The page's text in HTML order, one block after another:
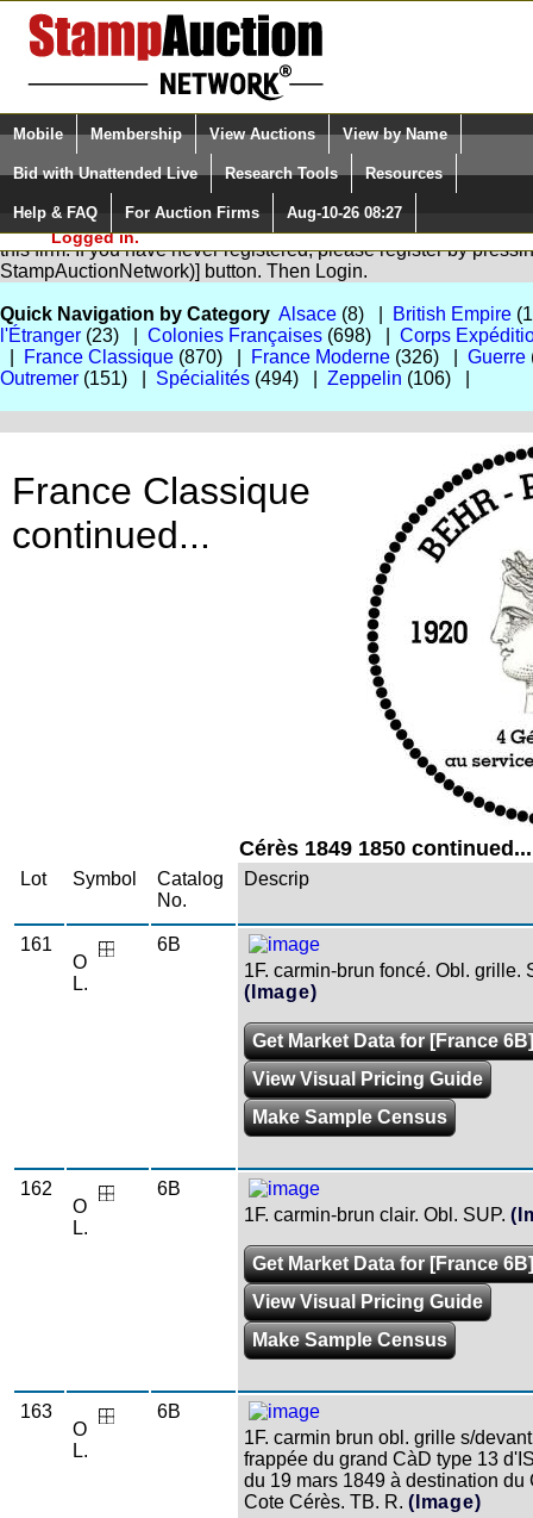
Login (enter your user name)
Please Login. You are NOT
Logged in.
Select Language
Quick Search:
Mobile Membership View Auctions View by Name
Bid with Unattended Live Research Tools Resources
Help & FAQ For Auction Firms Aug-10-26 08:27
You are not logged in. Please Login so that we can determine
this firm. If you have never registered, please register by
StampAuctionNetwork)] button. Then Login.
Quick Navigation by Category Alsace (8) | British Empire
l'Étranger (23) | Colonies Françaises (698) | Corps
France Classique (870) | France Moderne (326) | Guerre
Outremer (151) | Spécialités (494) | Zeppelin (106) |
France Classique
continued...
Cérès 1849 1850 continued...
Lot Symbol
Catalog
No.
Descrip
161
O
L.
6B
1F. carmin-brun foncé. Obl. grille.
(Image)
Get Market Data for [France 6B]
View Visual Pricing Guide
Make Sample Census
162
O
L.
6B
1F. carmin-brun clair. Obl. SUP.
Get Market Data for [France 6B]
View Visual Pricing Guide
Make Sample Census
163
O
L.
6B
1F. carmin brun obl. grille s/
frappée du grand CàD type 13
du 19 mars 1849 à destination du
Cote Cérès. TB. R. (Image)